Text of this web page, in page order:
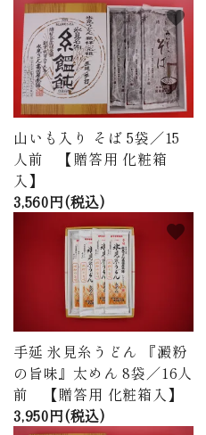
山いも入り そば 5袋／15
人前 【贈答用 化粧箱
入】
3,560円(税込)
favorite
手延 氷見糸うどん 『澱粉
の旨味』太めん 8袋／16人
前 【贈答用 化粧箱入】
3,950円(税込)
favorite